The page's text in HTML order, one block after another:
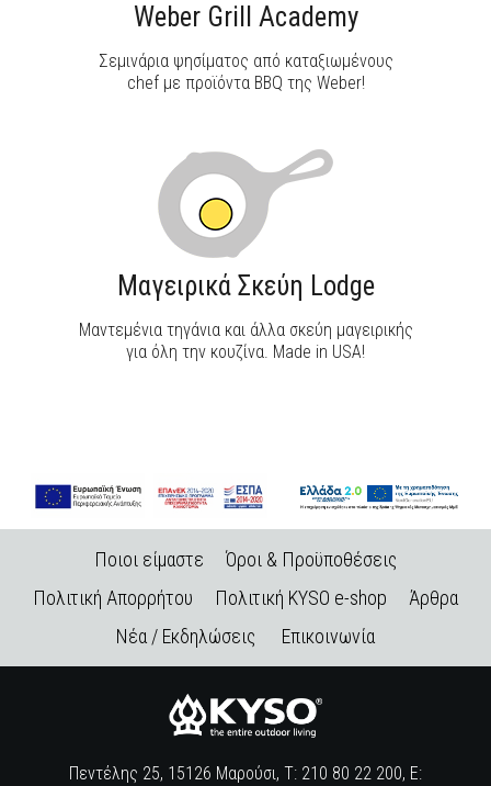
Weber Grill Academy
Σεμινάρια ψησίματος από καταξιωμένους
chef με προϊόντα BBQ της Weber!
Μαγειρικά Σκεύη Lodge
Μαντεμένια τηγάνια και άλλα σκεύη μαγειρικής
για όλη την κουζίνα. Made in USA!
Ποιοι είμαστε
Όροι & Προϋποθέσεις
Πολιτική Απορρήτου
Πολιτική KYSO e-shop
Άρθρα
Νέα / Εκδηλώσεις
Επικοινωνία
Πεντέλης 25, 15126 Μαρούσι, Τ: 210 80 22 200, E: